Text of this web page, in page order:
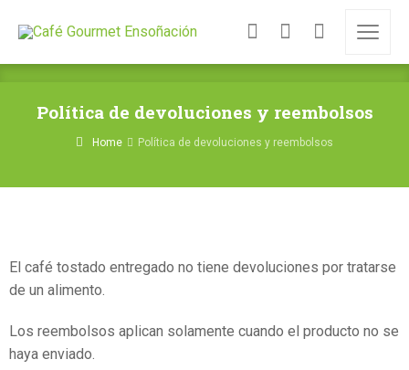
Política de devoluciones y reembolsos
Home Política de devoluciones y reembolsos
El café tostado entregado no tiene devoluciones por tratarse
de un alimento.
Los reembolsos aplican solamente cuando el producto no se
haya enviado.